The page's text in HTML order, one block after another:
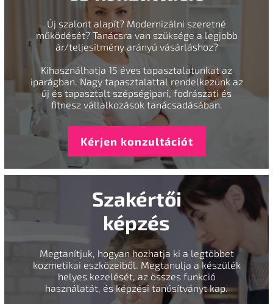
Új szalont alapít? Modernizálni szeretné
működését? Tanácsra van szüksége a legjobb
ár/teljesítmény arányú vásárláshoz?
Kihasználhatja 15 éves tapasztalatunkat az
iparágban. Nagy tapasztalattal rendelkezünk az
új és tapasztalt szépségipari, fodrászati és
fitnesz vállalkozások tanácsadásában.
Kérjen konzultációt
Szakértői
képzés
Megtanítjuk, hogyan hozhatja ki a legtöbbet
kozmetikai eszközeiből. Megtanulja a készülék
helyes kezelését, az összes funkció
használatát, és képzési tanúsítványt kap.